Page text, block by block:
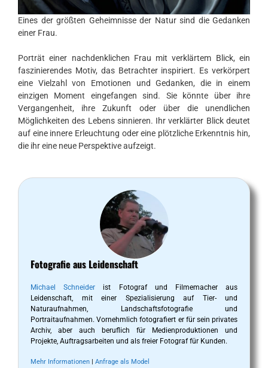
Eines der größten Geheimnisse der Natur sind die Gedanken
einer Frau.
Porträt einer nachdenklichen Frau mit verklärtem Blick, ein
faszinierendes Motiv, das Betrachter inspiriert. Es verkörpert
eine Vielzahl von Emotionen und Gedanken, die in einem
einzigen Moment eingefangen sind. Sie könnte über ihre
Vergangenheit, ihre Zukunft oder über die unendlichen
Möglichkeiten des Lebens sinnieren. Ihr verklärter Blick deutet
auf eine innere Erleuchtung oder eine plötzliche Erkenntnis hin,
die ihr eine neue Perspektive aufzeigt.
Fotografie aus Leidenschaft
Michael Schneider ist Fotograf und Filmemacher aus
Leidenschaft, mit einer Spezialisierung auf Tier- und
Naturaufnahmen, Landschaftsfotografie und
Portraitaufnahmen. Vornehmlich fotografiert er für sein privates
Archiv, aber auch beruflich für Medienproduktionen und
Projekte, Auftragsarbeiten und als freier Fotograf für Kunden.
Mehr Informationen | Anfrage als Model